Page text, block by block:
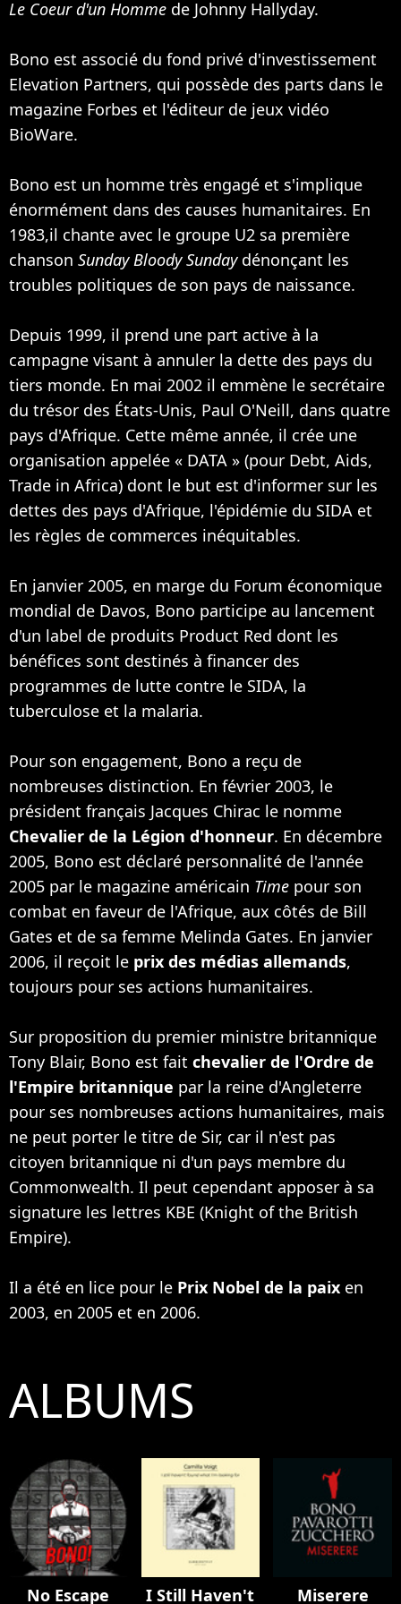
Le Coeur d'un Homme de Johnny Hallyday.
Bono est associé du fond privé d'investissement
Elevation Partners, qui possède des parts dans le
magazine Forbes et l'éditeur de jeux vidéo
BioWare.
Bono est un homme très engagé et s'implique
énormément dans des causes humanitaires. En
1983,il chante avec le groupe U2 sa première
chanson Sunday Bloody Sundaydénonçant les
troubles politiques de son pays de naissance.
Depuis 1999, il prend une part active à la
campagne visant à annuler la dette des pays du
tiers monde. En mai 2002 il emmène le secrétaire
du trésor des États-Unis, Paul O'Neill, dans quatre
pays d'Afrique. Cette même année, il crée une
organisation appelée « DATA » (pour Debt, Aids,
Trade in Africa) dont le but est d'informer sur les
dettes des pays d'Afrique, l'épidémie du SIDA et
les règles de commerces inéquitables.
En janvier 2005, en marge du Forum économique
mondial de Davos, Bono participe au lancement
d'un label de produits Product Red dont les
bénéfices sont destinés à financer des
programmes de lutte contre le SIDA, la
tuberculose et la malaria.
Pour son engagement, Bono a reçu de
nombreuses distinction. En février 2003, le
président français Jacques Chirac le nomme
Chevalier de la Légion d'honneur. En décembre
2005, Bono est déclaré personnalité de l'année
2005 par le magazine américain Time pour son
combat en faveur de l'Afrique, aux côtés de Bill
Gates et de sa femme Melinda Gates. En janvier
2006, il reçoit le prix des médias allemands,
toujours pour ses actions humanitaires.
Sur proposition du premier ministre britannique
Tony Blair, Bono est fait chevalier de l'Ordre de
l'Empire britannique par la reine d'Angleterre
pour ses nombreuses actions humanitaires, mais
ne peut porter le titre de Sir, car il n'est pas
citoyen britannique ni d'un pays membre du
Commonwealth. Il peut cependant apposer à sa
signature les lettres KBE (Knight of the British
Empire).
Il a été en lice pour le Prix Nobel de la paix en
2003, en 2005 et en 2006.
ALBUMS
No Escape
I Still Haven't
Miserere